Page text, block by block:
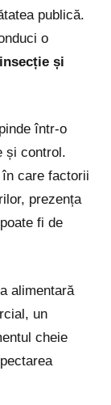
publică.
o
și
într-o
și control.
în care factorii
prezența
fi de
alimentară
un
cheie